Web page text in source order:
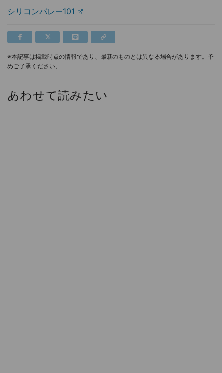
シリコンバレー101
※本記事は掲載時点の情報であり、最新のものとは異なる場合があります。予
めご了承ください。
あわせて読みたい